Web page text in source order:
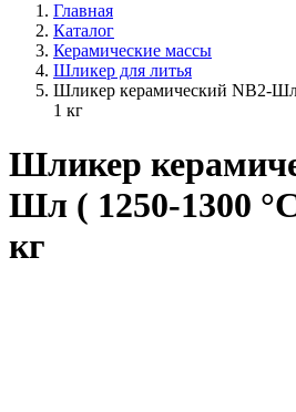
Главная
Каталог
Керамические массы
Шликер для литья
Шликер керамический NB2-Шл
1 кг
Шликер
Шл ( 1250-1300
кг